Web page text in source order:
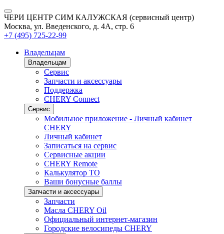
ЧЕРИ ЦЕНТР СИМ КАЛУЖСКАЯ (сервисный центр)
Москва, ул. Введенского, д. 4А, стр. 6
+7 (495) 725-22-99
Владельцам
Владельцам
Сервис
Запчасти и аксессуары
Поддержка
CHERY Connect
Сервис
Мобильное приложение - Личный кабинет
CHERY
Личный кабинет
Записаться на сервис
Сервисные акции
CHERY Remote
Калькулятор ТО
Ваши бонусные баллы
Запчасти и аксессуары
Запчасти
Масла CHERY Oil
Официальный интернет-магазин
Городские велосипеды CHERY